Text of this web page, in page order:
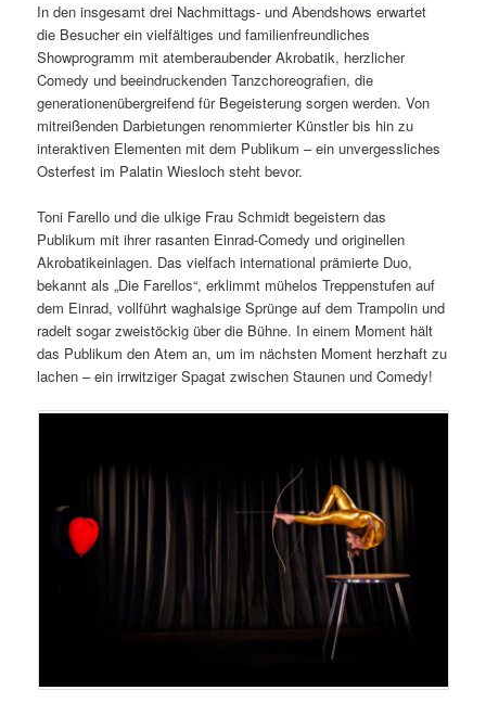
In den insgesamt drei Nachmittags- und Abendshows erwartet
die Besucher ein vielfältiges und familienfreundliches
Showprogramm mit atemberaubender Akrobatik, herzlicher
Comedy und beeindruckenden Tanzchoreografien, die
generationenübergreifend für Begeisterung sorgen werden. Von
mitreißenden Darbietungen renommierter Künstler bis hin zu
interaktiven Elementen mit dem Publikum – ein unvergessliches
Osterfest im Palatin Wiesloch steht bevor.
Toni Farello und die ulkige Frau Schmidt begeistern das
Publikum mit ihrer rasanten Einrad-Comedy und originellen
Akrobatikeinlagen. Das vielfach international prämierte Duo,
bekannt als „Die Farellos“, erklimmt mühelos Treppenstufen auf
dem Einrad, vollführt waghalsige Sprünge auf dem Trampolin und
radelt sogar zweistöckig über die Bühne. In einem Moment hält
das Publikum den Atem an, um im nächsten Moment herzhaft zu
lachen – ein irrwitziger Spagat zwischen Staunen und Comedy!